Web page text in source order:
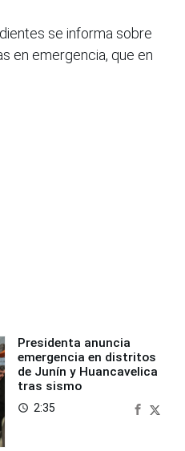
se informa sobre
en emergencia, que en
Presidenta anuncia
emergencia en distritos
de Junín y Huancavelica
tras sismo
access_time 2:35